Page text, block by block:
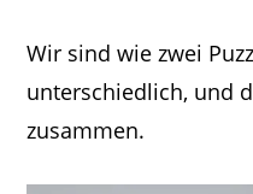
Wir sind wie zwei
unterschiedlich, und
zusammen.